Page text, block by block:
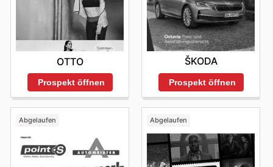
OTTO
Prospekt öffnen
ŠKODA
Prospekt öffnen
Abgelaufen Abgelaufen